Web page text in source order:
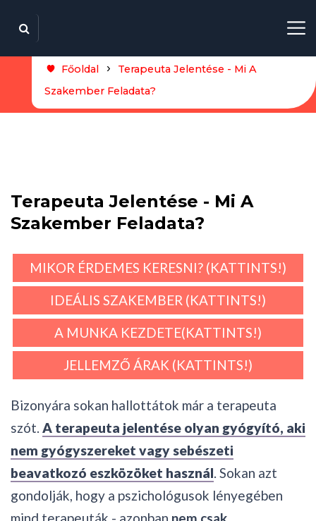
Főoldal
Terapeuta Jelentése - Mi A
Szakember Feladata?
Terapeuta Jelentése - Mi A
Szakember Feladata?
MIKOR ÉRDEMES KERESNI? (KATTINTS!)
IDEÁLIS SZAKEMBER (KATTINTS!)
A MUNKA KEZDETE(KATTINTS!)
JELLEMZŐ ÁRAK (KATTINTS!)
Bizonyára sokan hallottátok már a terapeuta
szót. A terapeuta jelentése olyan gyógyító, aki
nem gyógyszereket vagy sebészeti
beavatkozó eszközöket használ. Sokan azt
gondolják, hogy a pszichológusok lényegében